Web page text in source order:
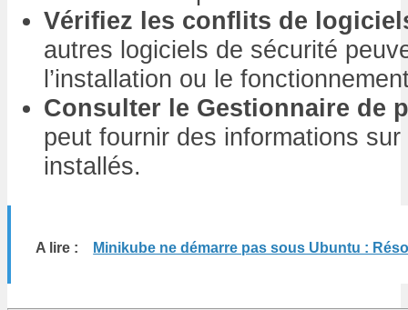
Vérifiez les conflits de
autres logiciels de sécurité
l’installation ou le
Consulter le Gestionnaire de
peut fournir des informations sur
installés.
A lire : Minikube ne démarre pas sous Ubuntu :